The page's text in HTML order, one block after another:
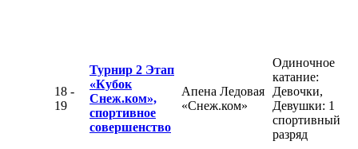
18 -
19
Турнир 2 Этап
«Кубок
Снеж.ком»,
спортивное
совершенство
Апена Ледовая
«Снеж.ком»
Одиночное
катание:
Девочки,
Девушки: 1
спортивный
разряд